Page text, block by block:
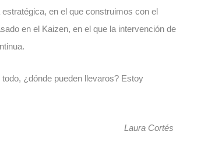
en el que construimos con el
en el Kaizen, en el que la intervención de
¿dónde pueden llevaros? Estoy
Laura Cortés